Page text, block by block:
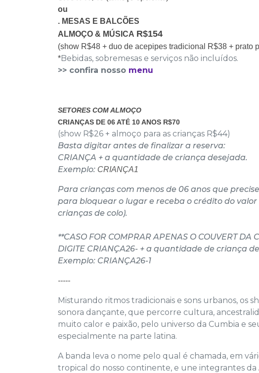
ou
. MESAS E BALCÕES
ALMOÇO & MÚSICA R$154
(show R$48 + duo de acepipes tradicional R$38 + prato
*Bebidas, sobremesas e serviços não incluídos.
>> confira nosso menu
SETORES COM ALMOÇO
CRIANÇAS DE 06 ATÉ 10 ANOS R$70
(show R$26 + almoço para as crianças R$44)
Basta digitar antes de finalizar a reserva:
CRIANÇA + a quantidade de criança desejada.
Exemplo: CRIANÇA1
Para crianças com menos de 06 anos que
para bloquear o lugar e receba o crédito do
crianças de colo).
**CASO FOR COMPRAR APENAS O COUVERT
DIGITE CRIANÇA26- + a quantidade de criança
Exemplo: CRIANÇA26-1
-----
Misturando ritmos tradicionais e sons urbanos, os
sonora dançante, que percorre cultura,
muito calor e paixão, pelo universo da Cumbia e
especialmente na parte latina.
Abanda leva o nome pelo qual é chamada, em
tropical do nosso continente, e une integrantes da